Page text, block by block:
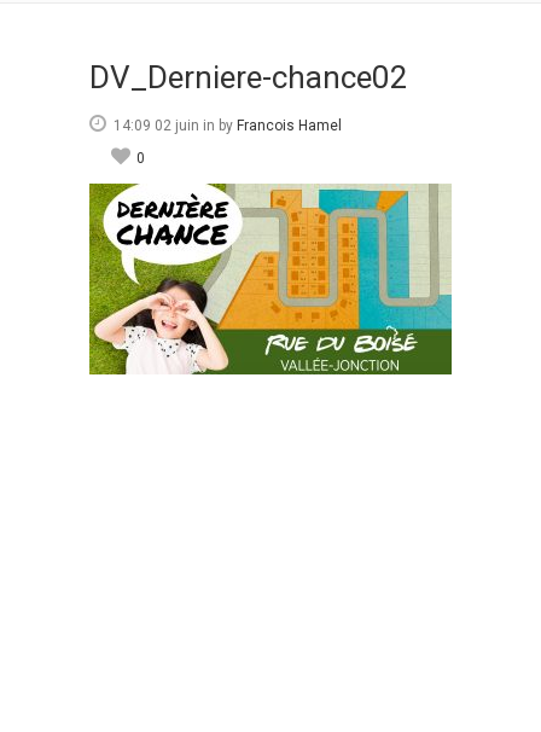
DV_Derniere-chance02
14:09 02 juin in by Francois Hamel
0